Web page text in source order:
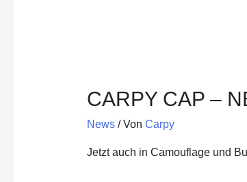
CARPY CAP –
News/ Von Carpy
Jetzt auch in Camouflage und